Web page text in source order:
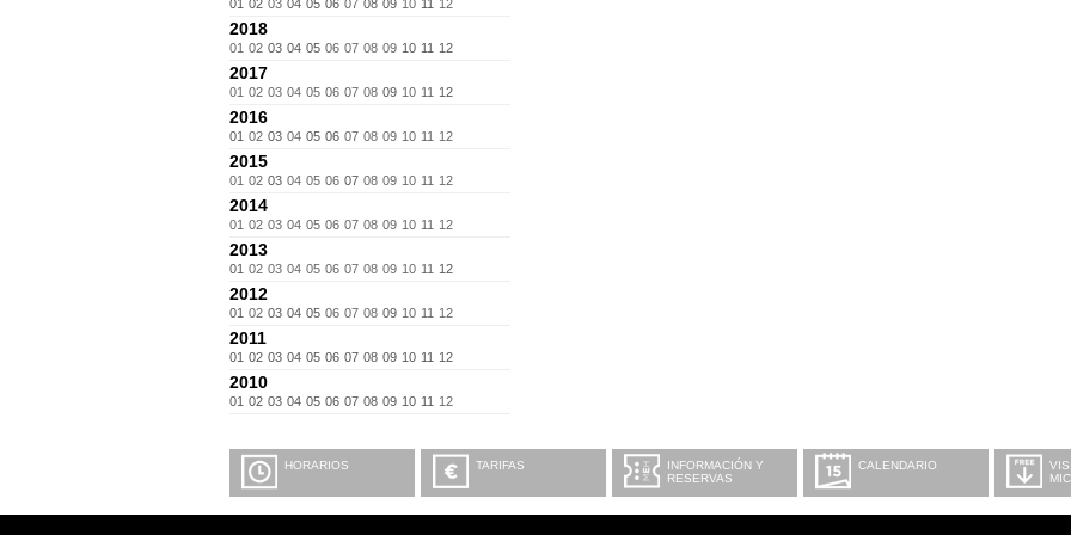
01 02 03 04 05 06 07 08 09 10 11 12
2018
01 02 03 04 05 06 07 08 09 10 11 12
2017
01 02 03 04 05 06 07 08 09 10 11 12
2016
01 02 03 04 05 06 07 08 09 10 11 12
2015
01 02 03 04 05 06 07 08 09 10 11 12
2014
01 02 03 04 05 06 07 08 09 10 11 12
2013
01 02 03 04 05 06 07 08 09 10 11 12
2012
01 02 03 04 05 06 07 08 09 10 11 12
2011
01 02 03 04 05 06 07 08 09 10 11 12
2010
01 02 03 04 05 06 07 08 09 10 11 12
HORARIOS TARIFAS
INFORMACIÓN Y
RESERVAS
CALENDARIO